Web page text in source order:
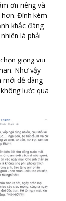
ơn riêng và
Đính kèm
khắc đáng
là phải
giọng vui
Như vậy
mới dễ dàng
lướt qua